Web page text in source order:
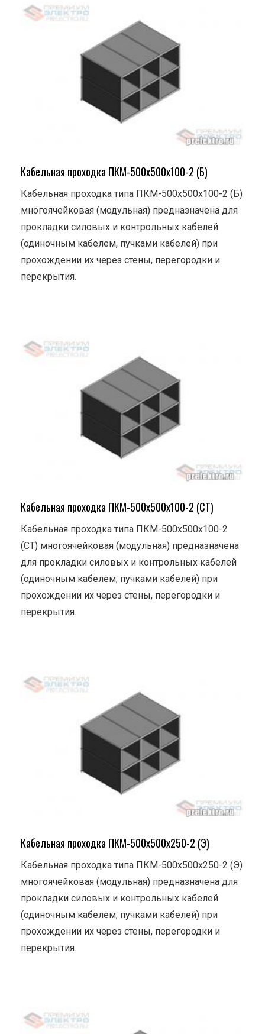
Кабельная проходка ПКМ-500х500х100-2 (Б)
Кабельная проходка типа ПКМ-500х500х100-2 (Б)
многоячейковая (модульная) предназначена для
прокладки силовых и контрольных кабелей
(одиночным кабелем, пучками кабелей) при
прохождении их через стены, перегородки и
перекрытия.
Кабельная проходка ПКМ-500х500х100-2 (СТ)
Кабельная проходка типа ПКМ-500х500х100-2
(СТ) многоячейковая (модульная) предназначена
для прокладки силовых и контрольных кабелей
(одиночным кабелем, пучками кабелей) при
прохождении их через стены, перегородки и
перекрытия.
Кабельная проходка ПКМ-500х500х250-2 (Э)
Кабельная проходка типа ПКМ-500х500х250-2 (Э)
многоячейковая (модульная) предназначена для
прокладки силовых и контрольных кабелей
(одиночным кабелем, пучками кабелей) при
прохождении их через стены, перегородки и
перекрытия.